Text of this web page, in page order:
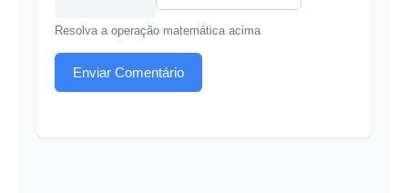
Resolva a operação matemática acima
Enviar Comentário